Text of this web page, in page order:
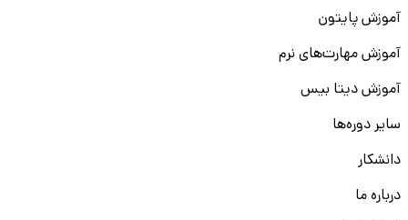
آموزش پایتون
آموزش مهارت‌های نرم
آموزش دیتا بیس
سایر دوره‌ها
دانشکار
درباره ما